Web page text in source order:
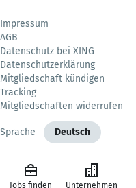
Impressum
AGB
Datenschutz bei XING
Datenschutzerklärung
Mitgliedschaft kündigen
Tracking
Mitgliedschaften widerrufen
Sprache Deutsch
Jobs finden Unternehmen